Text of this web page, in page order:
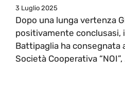
3 Luglio 2025
Dopo una lunga vertenza
positivamente conclusasi,
Battipaglia ha consegnata
Società Cooperativa “NOI”,